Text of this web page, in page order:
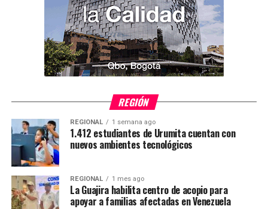
REGIÓN
REGIONAL 1 semana ago
1.412 estudiantes de Urumita cuentan con
nuevos ambientes tecnológicos
REGIONAL 1 mes ago
La Guajira habilita centro de acopio para
apoyar a familias afectadas en Venezuela